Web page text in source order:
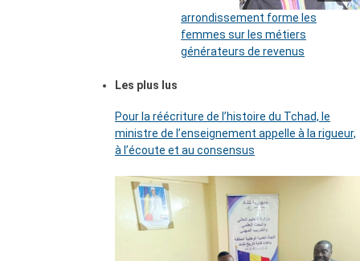
arrondissement forme les
femmes sur les métiers
générateurs de revenus
Les plus lus
Pour la réécriture de l’histoire du Tchad, le
ministre de l’enseignement appelle à la rigueur,
à l’écoute et au consensus